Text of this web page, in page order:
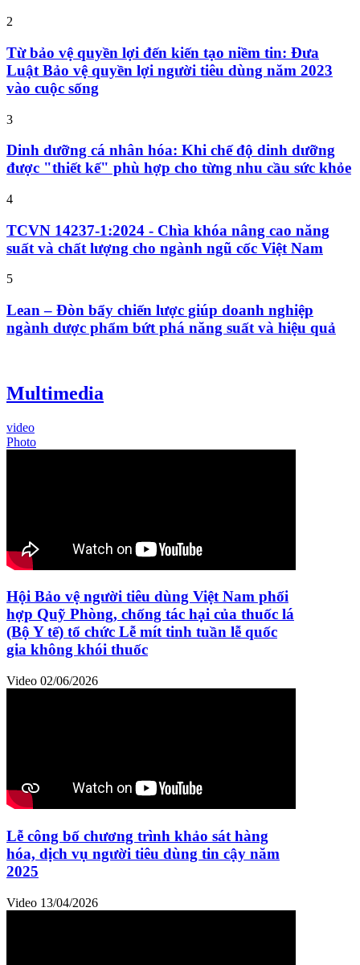
2
Từ bảo vệ quyền lợi đến kiến tạo niềm tin: Đưa
Luật Bảo vệ quyền lợi người tiêu dùng năm 2023
vào cuộc sống
3
Dinh dưỡng cá nhân hóa: Khi chế độ dinh dưỡng
được "thiết kế" phù hợp cho từng nhu cầu sức khỏe
4
TCVN 14237-1:2024 - Chìa khóa nâng cao năng
suất và chất lượng cho ngành ngũ cốc Việt Nam
5
Lean – Đòn bẩy chiến lược giúp doanh nghiệp
ngành dược phẩm bứt phá năng suất và hiệu quả
Multimedia
video
Photo
Hội Bảo vệ người tiêu dùng Việt Nam phối
hợp Quỹ Phòng, chống tác hại của thuốc lá
(Bộ Y tế) tổ chức Lễ mít tinh tuần lễ quốc
gia không khói thuốc
Video 02/06/2026
Lễ công bố chương trình khảo sát hàng
hóa, dịch vụ người tiêu dùng tin cậy năm
2025
Video 13/04/2026